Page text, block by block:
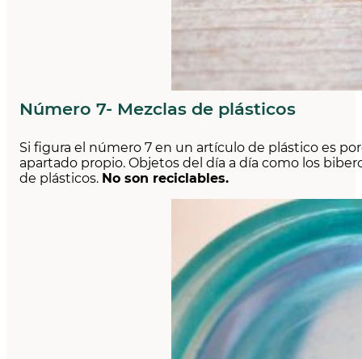
Número 7- Mezclas de plásticos
Si figura el número 7 en un artículo de plástico es
apartado propio. Objetos del día a día como los
de plásticos. No son reciclables.